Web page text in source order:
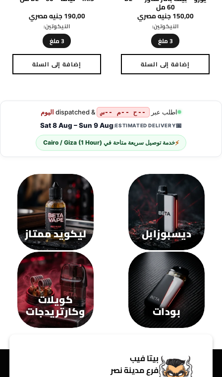
الأزرق – DL – 60 مل
160,00جنيه مصري
النيكوتين:
إضافة إلى السلة
هناك
من
الأشكال
المختلفة
لهذا
المنتج.
يمكن
الخيارات
على
صفحة
المنتج
مل
180,00جنيه مصري
النيكوتين:
إضافة إلى السلة
هناك
من
الأشكال
المختلفة
لهذا
المنتج.
يمكن
الخيارات
على
صفحة
المنتج